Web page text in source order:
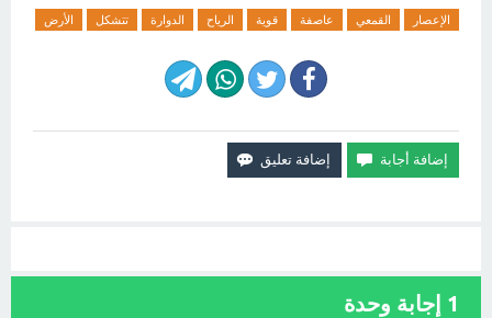
الإعصار القمعي عاصفة قوية الرياح الدوارة تتشكل الأرض
1 إجابة وحدة